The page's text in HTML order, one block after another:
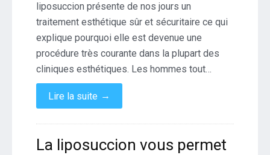
liposuccion présente de nos jours un
traitement esthétique sûr et sécuritaire ce qui
explique pourquoi elle est devenue une
procédure très courante dans la plupart des
cliniques esthétiques. Les hommes tout…
Lire la suite →
La liposuccion vous permet